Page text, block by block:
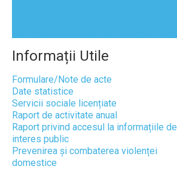
Informații Utile
Formulare/Note de acte
Date statistice
Servicii sociale licențiate
Raport de activitate anual
Raport privind accesul la informațiile de
interes public
Prevenirea și combaterea violenței
domestice